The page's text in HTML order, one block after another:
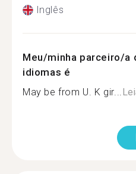
Inglês
Meu/minha parceiro/a
idiomas é
May be from U. K gir...